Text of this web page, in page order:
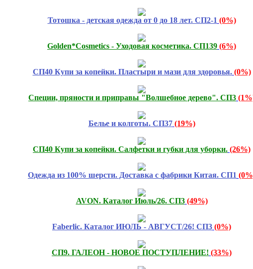
Тотошка - детская одежда от 0 до 18 лет. СП2-1 (0%)
Golden*Cosmetics - Уходовая косметика. СП139 (6%)
СП40 Купи за копейки. Пластыри и мази для здоровья. (0%)
Специи, пряности и приправы "Волшебное дерево". СП3
Белье и колготы. СП37 (19%)
СП40 Купи за копейки. Салфетки и губки для уборки. (26%)
Одежда из 100% шерсти. Доставка с фабрики Китая. СП1
AVON. Каталог Июль/26. СП3 (49%)
Faberlic. Каталог ИЮЛЬ - АВГУСТ/26! СП3 (0%)
СП9. ГАЛЕОН - НОВОЕ ПОСТУПЛЕНИЕ! (33%)